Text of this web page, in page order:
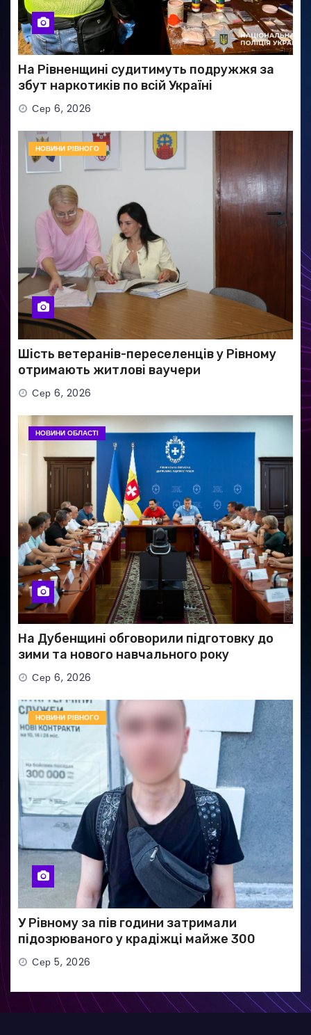
На Рівненщині судитимуть подружжя за
збут наркотиків по всій Україні
Сер 6, 2026
НОВИНИ РІВНОГО
Шість ветеранів-переселенців у Рівному
отримають житлові ваучери
Сер 6, 2026
НОВИНИ ОБЛАСТІ
На Дубенщині обговорили підготовку до
зими та нового навчального року
Сер 6, 2026
НОВИНИ РІВНОГО
У Рівному за пів години затримали
підозрюваного у крадіжці майже 300
тисяч гривень
Сер 5, 2026